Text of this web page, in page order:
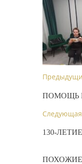
ПОМОЩЬ
130-